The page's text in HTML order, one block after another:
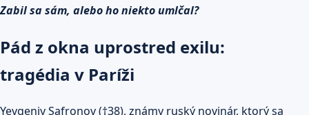
Zabil sa sám, alebo ho niekto umlčal?
Pád z okna uprostred exilu:
tragédia v Paríži
Yevgeniy Safronov (†38), známy ruský novinár, ktorý sa